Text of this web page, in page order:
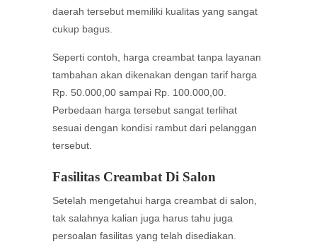
daerah tersebut memiliki kualitas yang sangat
cukup bagus.
Seperti contoh, harga creambat tanpa layanan
tambahan akan dikenakan dengan tarif harga
Rp. 50.000,00 sampai Rp. 100.000,00.
Perbedaan harga tersebut sangat terlihat
sesuai dengan kondisi rambut dari pelanggan
tersebut.
Fasilitas Creambat Di Salon
Setelah mengetahui harga creambat di salon,
tak salahnya kalian juga harus tahu juga
persoalan fasilitas yang telah disediakan.